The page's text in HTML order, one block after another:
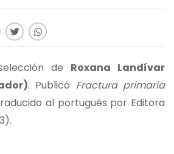
de Roxana Landívar
. Publicó Fractura primaria
al portugués por Editora